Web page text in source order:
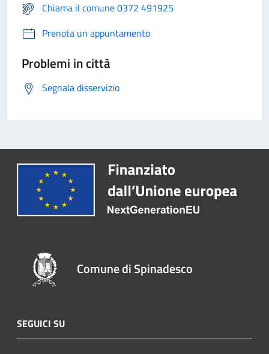
Chiama il comune 0372 491925
Prenota un appuntamento
Problemi in città
Segnala disservizio
Comune di Spinadesco
SEGUICI SU